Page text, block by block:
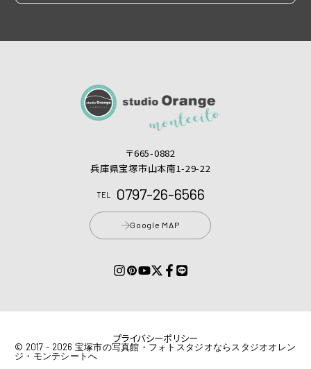
〒665-0882
兵庫県宝塚市山本南1-29-22
TEL 0797-26-6566
Google MAP
© 2017 - 2026 宝塚市の写真館・フォトスタジオならスタジオオレン
ジ・モンテシートへ
プライバシーポリシー